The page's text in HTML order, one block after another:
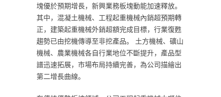
塊優於預期增長，新興業務板塊動能加速釋放。
其中，混凝土機械、工程起重機械內銷超預期轉
正，建築起重機械外銷超額完成目標，行業復甦
趨勢已由挖機傳導至非挖產品。 土方機械、礦山
機械、農業機械各自行業地位不斷提升，產品型
譜迅速拓展，市場布局持續完善，為公司描繪出
第二增長曲線。